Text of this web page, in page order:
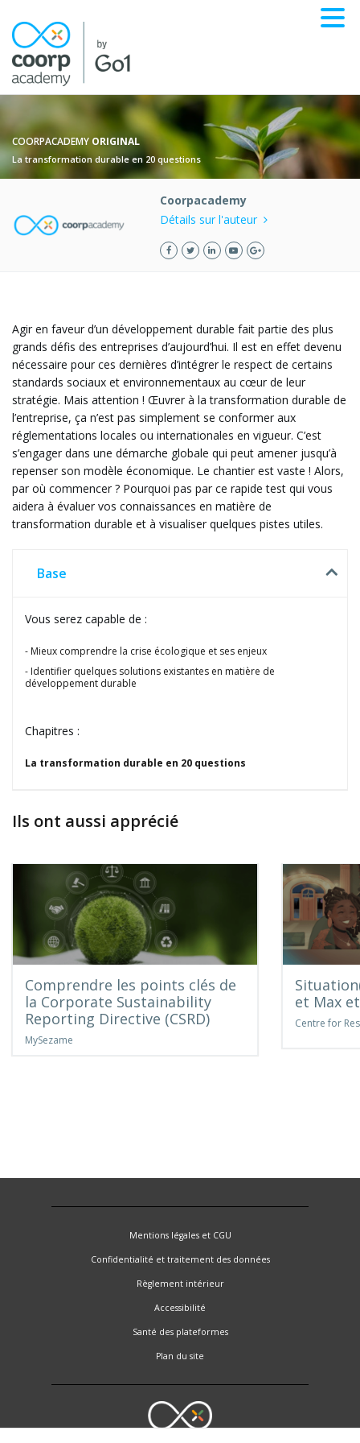
COORPACADEMY ORIGINAL
La transformation durable en 20 questions
Coorpacademy
Détails sur l'auteur
Agir en faveur d’un développement durable fait partie des plus
grands défis des entreprises d’aujourd’hui. Il est en effet devenu
nécessaire pour ces dernières d’intégrer le respect de certains
standards sociaux et environnementaux au cœur de leur
stratégie. Mais attention ! Œuvrer à la transformation durable de
l’entreprise, ça n’est pas simplement se conformer aux
réglementations locales ou internationales en vigueur. C’est
s’engager dans une démarche globale qui peut amener jusqu’à
repenser son modèle économique. Le chantier est vaste ! Alors,
par où commencer ? Pourquoi pas par ce rapide test qui vous
aidera à évaluer vos connaissances en matière de
transformation durable et à visualiser quelques pistes utiles.
Base
Vous serez capable de :
Mieux comprendre la crise écologique et ses enjeux
Identifier quelques solutions existantes en matière de
développement durable
Chapitres :
La transformation durable en 20 questions
Ils ont aussi apprécié
Comprendre les points clés de
la Corporate Sustainability
Reporting Directive (CSRD)
MySezame
et Max
Centre for
Mentions légales et CGU
Confidentialité et traitement des données
Règlement intérieur
Accessibilité
Santé des plateformes
Plan du site